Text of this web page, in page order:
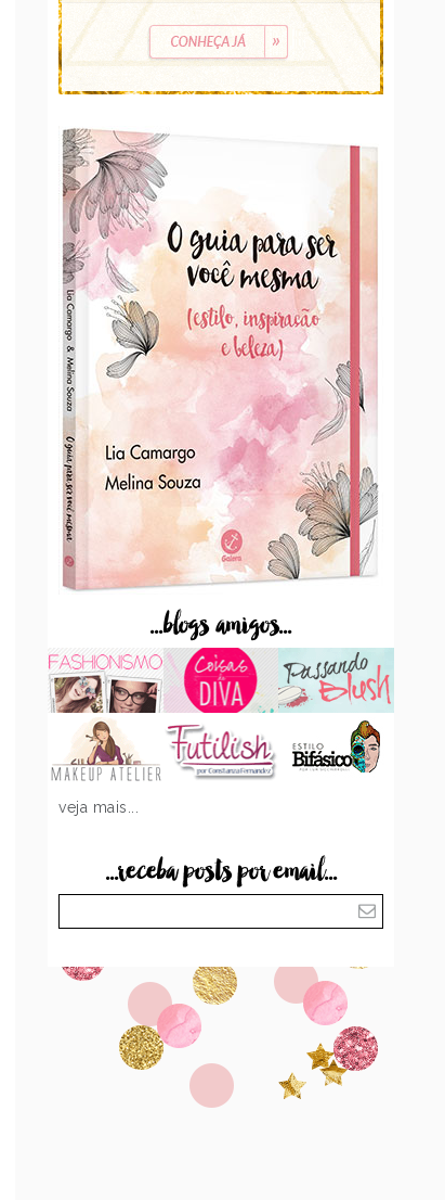
...blogs amigos...
veja mais...
...receba posts por email...